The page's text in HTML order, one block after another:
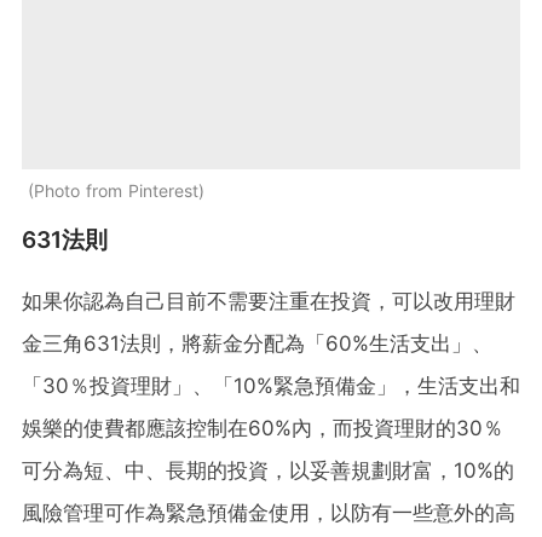
Photo from Pinterest
631法則
如果你認為自己目前不需要注重在投資，可以改用理財
金三角631法則，將薪金分配為「60%生活支出」、
「30％投資理財」、「10%緊急預備金」，生活支出和
娛樂的使費都應該控制在60%內，而投資理財的30％
可分為短、中、長期的投資，以妥善規劃財富，10%的
風險管理可作為緊急預備金使用，以防有一些意外的高